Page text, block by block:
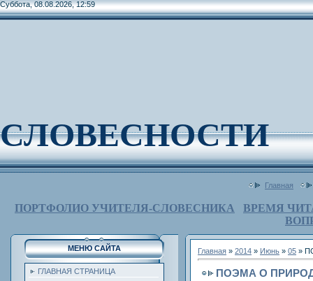
Суббота, 08.08.2026, 12:59
СЛОВЕСНОСТИ
Главная
ПОРТФОЛИО УЧИТЕЛЯ-СЛОВЕСНИКА
ВРЕМЯ
МЕНЮ САЙТА
ГЛАВНАЯ СТРАНИЦА
Главная » 2014 » Июнь » 05 »
ПОЭМА О